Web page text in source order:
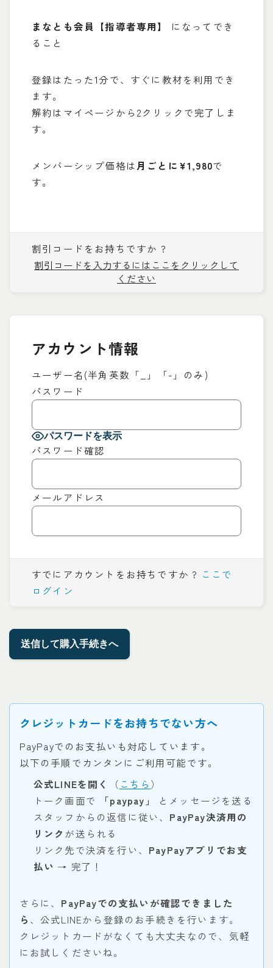
まなとも会員【指導者専用】
になってでき
ること
登録はたった1分で、すぐに教材を利用でき
ます。
解約はマイページから2クリックで完了しま
す。
メンバーシップ価格は月ごとに¥1,980で
す。
割引コードをお持ちですか ?
割引コードを入力するにはここをクリックして
ください
アカウント情報
ユーザー名(半角英数「_」「-」のみ)
パスワード
パスワードを表示
パスワード確認
メールアドレス
すでにアカウントをお持ちですか ? ここで
ログイン
クレジットカードをお持ちでない方へ
PayPayでのお支払いも対応しています。
以下の手順でカンタンにご利用可能です。
公式LINEを開く
（ こちら ）
トーク画面で
「paypay」
とメッセージを送る
スタッフからの返信に従い、 PayPay決済用の
リンク が送られる
リンク先で決済を行い、 PayPayアプリでお支
払い → 完了！
さらに、 PayPayでの支払いが確認できました
ら 、公式LINEから登録のお手続きを行います。
クレジットカードがなくても大丈夫なので、気軽
にお試しくださいね。